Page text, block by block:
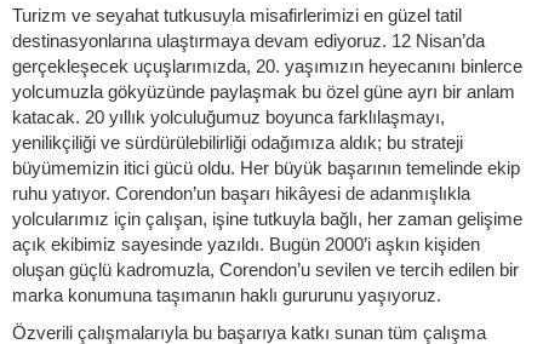
Turizm ve seyahat tutkusuyla misafirlerimizi en güzel tatil
destinasyonlarına ulaştırmaya devam ediyoruz. 12 Nisan’da
gerçekleşecek uçuşlarımızda, 20. yaşımızın heyecanını binlerce
yolcumuzla gökyüzünde paylaşmak bu özel güne ayrı bir anlam
katacak. 20 yıllık yolculuğumuz boyunca farklılaşmayı,
yenilikçiliği ve sürdürülebilirliği odağımıza aldık; bu strateji
büyümemizin itici gücü oldu. Her büyük başarının temelinde ekip
ruhu yatıyor. Corendon’un başarı hikâyesi de adanmışlıkla
yolcularımız için çalışan, işine tutkuyla bağlı, her zaman gelişime
açık ekibimiz sayesinde yazıldı. Bugün 2000’i aşkın kişiden
oluşan güçlü kadromuzla, Corendon’u sevilen ve tercih edilen bir
marka konumuna taşımanın haklı gururunu yaşıyoruz.
Özverili çalışmalarıyla bu başarıya katkı sunan tüm çalışma